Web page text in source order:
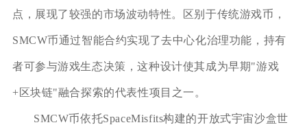
点，展现了较强的市场波动特性。区别于传统游戏币，
SMCW币通过智能合约实现了去中心化治理功能，持有
者可参与游戏生态决策，这种设计使其成为早期"游戏
+区块链"融合探索的代表性项目之一。
SMCW币依托SpaceMisfits构建的开放式宇宙沙盒世